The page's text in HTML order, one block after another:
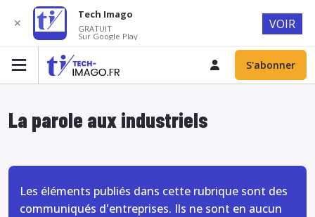
S'abonner
La parole aux industriels
Les éléments publiés dans cette rubrique sont des
communiqués d'entreprises. Ils ne sont en aucun
✕
Tech Imago
GRATUIT
Sur Google Play
VOIR